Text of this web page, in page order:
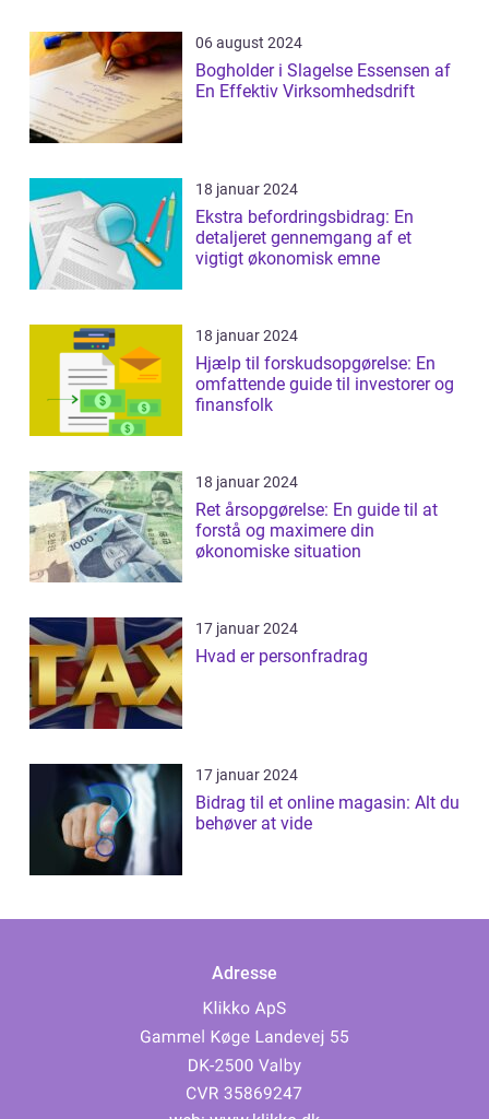
06 august 2024
Bogholder i Slagelse Essensen af
En Effektiv Virksomhedsdrift
18 januar 2024
Ekstra befordringsbidrag: En
detaljeret gennemgang af et
vigtigt økonomisk emne
18 januar 2024
Hjælp til forskudsopgørelse: En
omfattende guide til investorer og
finansfolk
18 januar 2024
Ret årsopgørelse: En guide til at
forstå og maximere din
økonomiske situation
17 januar 2024
Hvad er personfradrag
17 januar 2024
Bidrag til et online magasin: Alt du
behøver at vide
Adresse